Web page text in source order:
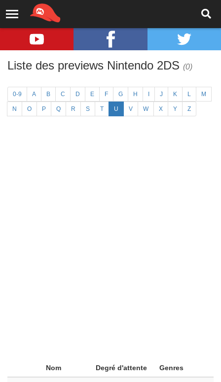
Liste des previews Nintendo 2DS (0)
0-9 A B C D E F G H J K L M
N O P Q R S T U V W X Y Z
Nom Degré d'attente Genres